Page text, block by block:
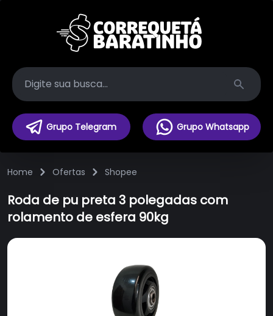
Search
Grupo Telegram Grupo Whatsapp
Home Ofertas Shopee
Roda de pu preta 3 polegadas com
rolamento de esfera 90kg